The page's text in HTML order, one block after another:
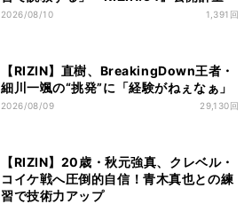
2026/08/10 1,391回
【RIZIN】直樹、BreakingDown王者・
細川一颯の“挑発”に「経験がねぇなぁ」
2026/08/09 29,130回
【RIZIN】20歳・秋元強真、クレベル・
コイケ戦へ圧倒的自信！青木真也との練
習で技術力アップ